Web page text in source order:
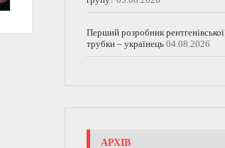
Перший розробник рентгенівської
трубки – українець 04.08.2026
АРХІВ